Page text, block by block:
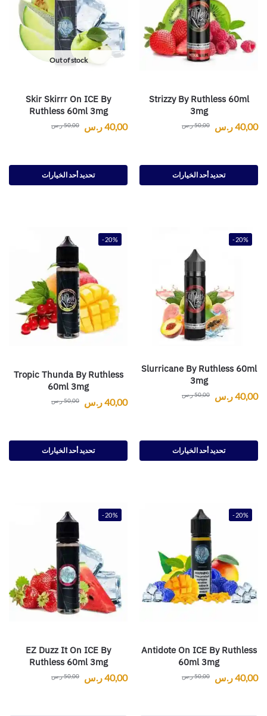
Strizzy By Ruthless 60ml
3mg
50,00ر.س 40,00ر.س
تحديد أحد الخيارات
Out of stock
Skir Skirrr On ICE By
Ruthless 60ml 3mg
50,00ر.س 40,00ر.س
تحديد أحد الخيارات
-20%
Slurricane By Ruthless 60ml
3mg
50,00ر.س 40,00ر.س
تحديد أحد الخيارات
-20%
Tropic Thunda By Ruthless
60ml 3mg
50,00ر.س 40,00ر.س
تحديد أحد الخيارات
-20%
Antidote On ICE By Ruthless
60ml 3mg
50,00ر.س 40,00ر.س
-20%
EZ Duzz It On ICE By
Ruthless 60ml 3mg
50,00ر.س 40,00ر.س